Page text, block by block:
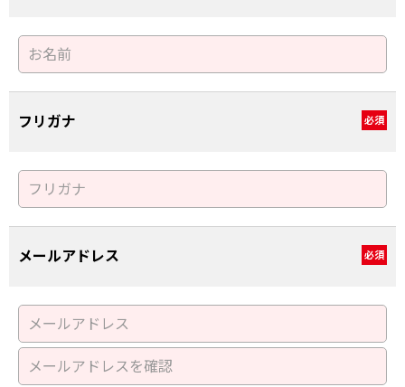
フリガナ 必須
メールアドレス 必須